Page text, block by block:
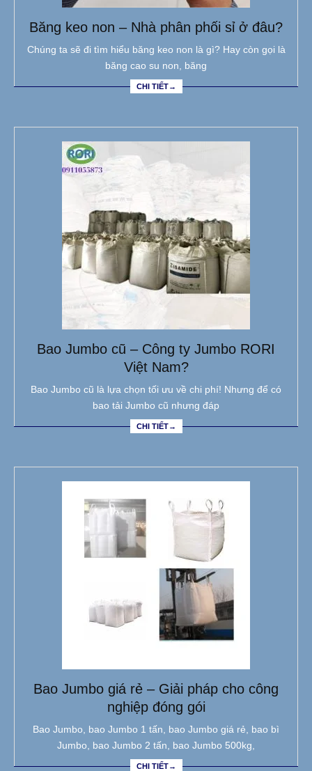
Băng keo non – Nhà phân phối sỉ ở đâu?
Chúng ta sẽ đi tìm hiểu băng keo non là gì? Hay còn gọi là
băng cao su non, băng
CHI TIẾT→
Bao Jumbo cũ – Công ty Jumbo RORI
Việt Nam?
Bao Jumbo cũ là lựa chọn tối ưu về chi phí! Nhưng để có
bao tải Jumbo cũ nhưng đáp
CHI TIẾT→
Bao Jumbo giá rẻ – Giải pháp cho công
nghiệp đóng gói
Bao Jumbo, bao Jumbo 1 tấn, bao Jumbo giá rẻ, bao bì
Jumbo, bao Jumbo 2 tấn, bao Jumbo 500kg,
CHI TIẾT→